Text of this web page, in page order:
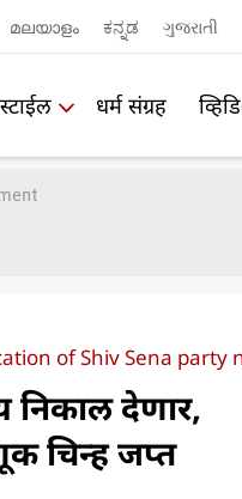
മലയാളം ಕನ್ನಡ ગુજરાતી
धर्म संग्रह
of Shiv Sena party
निकाल देणार,
चिन्ह जप्त